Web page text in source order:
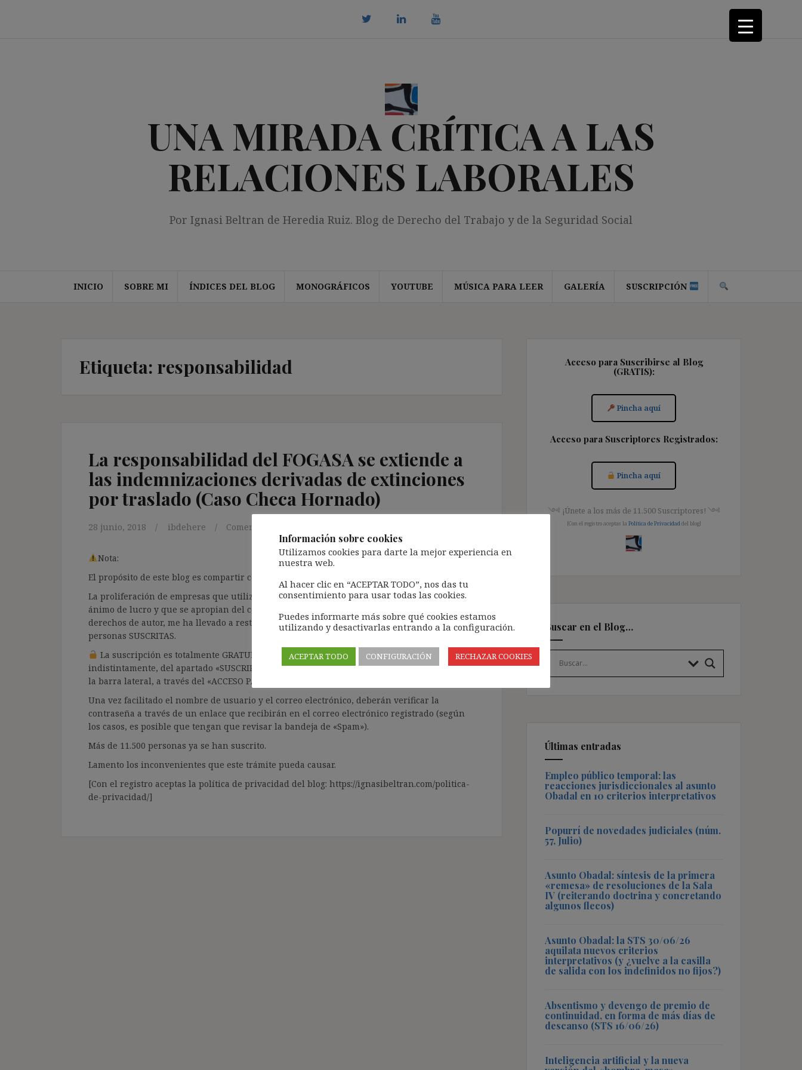
UNA MIRADA CRÍTICA A LAS
RELACIONES LABORALES
Por Ignasi Beltran de Heredia Ruiz. Blog de Derecho del Trabajo y de la Seguridad Social
INICIO SOBRE MI ÍNDICES DEL BLOG MONOGRÁFICOS YOUTUBE MÚSICA PARA LEER GALERÍA SUSCRIPCIÓN
Etiqueta: responsabilidad
La responsabilidad del FOGASA se extiende a
las indemnizaciones derivadas de extinciones
por traslado (Caso Checa Hornado)
28 junio, 2018 ibdehere Comentarios Jurisprudencia
Nota:
El propósito de este blog es compartir contenido de forma totalmente GRATUITA.
La proliferación de empresas que utilizan la Inteligencia Artificial Generativa (IAG) con
ánimo de lucro y que se apropian del contenido de terceros sin ningún respeto por los
derechos de autor, me ha llevado a restringir el contenido del blog únicamente a las
personas SUSCRITAS.
La suscripción es totalmente GRATUITA y tramitarla solo lleva unos segundos a través,
indistintamente, del apartado «SUSCRIPCIÓN» que aparece en la barra de MENÚ; o bien, en
la barra lateral, a través del «ACCESO PARA SUSCRIBIRSE AL BLOG».
Una vez facilitado el nombre de usuario y el correo electrónico, deberán verificar la
contraseña a través de un enlace que recibirán en el correo electrónico registrado (según
los casos, es posible que tengan que revisar la bandeja de «Spam»).
Más de 11.500 personas ya se han suscrito.
Lamento los inconvenientes que este trámite pueda causar.
[Con el registro aceptas la política de privacidad del blog: https://ignasibeltran.com/politica-
de-privacidad/]
Acceso para Suscribirse al Blog
(GRATIS):
Pincha aquí
Acceso para Suscriptores Registrados:
Pincha aquí
༺ ¡Únete a los más de 11.500 Suscriptores! ༺
[Con el registro aceptas la Política de Privacidad del blog]
Buscar en el Blog…
Últimas entradas
Empleo público temporal: las
reacciones jurisdiccionales al asunto
Obadal en 10 criterios interpretativos
Popurrí de novedades judiciales (núm.
57, Julio)
Asunto Obadal: síntesis de la primera
«remesa» de resoluciones de la Sala
IV (reiterando doctrina y concretando
algunos flecos)
Asunto Obadal: la STS 30/06/26
aquilata nuevos criterios
interpretativos (y ¿vuelve a la casilla
de salida con los indefinidos no fijos?)
Absentismo y devengo de premio de
continuidad, en forma de más días de
descanso (STS 16/06/26)
Inteligencia artificial y la nueva
Información sobre cookies
Utilizamos cookies para darte la mejor experiencia en
nuestra web.
Al hacer clic en “ACEPTAR TODO”, nos das tu
consentimiento para usar todas las cookies.
Puedes informarte más sobre qué cookies estamos
utilizando y desactivarlas entrando a la configuración.
ACEPTAR TODO CONFIGURACIÓN RECHAZAR COOKIES